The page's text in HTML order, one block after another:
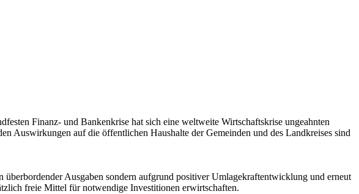
Finanz- und Bankenkrise hat sich eine weltweite Wirtschaftskrise ungeahnten
Auswirkungen auf die öffentlichen Haushalte der Gemeinden und des Landkreises sind
Ausgaben sondern aufgrund positiver Umlagekraftentwicklung und erneut
freie Mittel für notwendige Investitionen erwirtschaften.